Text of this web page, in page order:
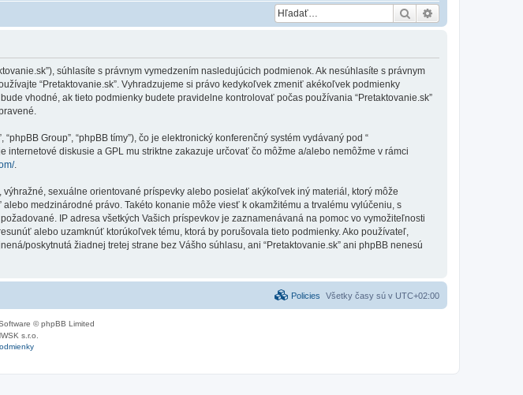
Hľadať
súhlasíte s právnym vymedzením nasledujúcich podmienok. Ak nesúhlasíte s právnym
“Pretaktovanie.sk”. Vyhradzujeme si právo kedykoľvek zmeniť akékoľvek podmienky
vhodné, ak tieto podmienky budete pravidelne kontrolovať počas používania “Pretaktovanie.sk”
Group”, “phpBB tímy”), čo je elektronický konferenčný systém vydávaný pod “
internetové diskusie a GPL mu striktne zakazuje určovať čo môžme a/alebo nemôžme v rámci
.
sexuálne orientované príspevky alebo posielať akýkoľvek iný materiál, ktorý môže
medzinárodné právo. Takéto konanie môže viesť k okamžitému a trvalému vylúčeniu, s
IP adresa všetkých Vašich príspevkov je zaznamenávaná na pomoc vo vymožiteľnosti
alebo uzamknúť ktorúkoľvek tému, ktorá by porušovala tieto podmienky. Ako používateľ,
poskytnutá žiadnej tretej strane bez Vášho súhlasu, ani “Pretaktovanie.sk” ani phpBB nenesú
Všetky časy sú v UTC+02:00
Policies
© phpBB Limited
s.r.o.